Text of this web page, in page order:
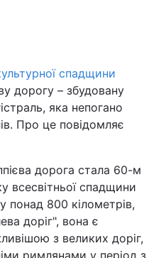
спадщини
дорогу – збудовану
яка непогано
Про це повідомляє
дорога стала 60-м
всесвітньої спадщини
800 кілометрів,
доріг", вона є
з великих доріг,
римлянами у період з